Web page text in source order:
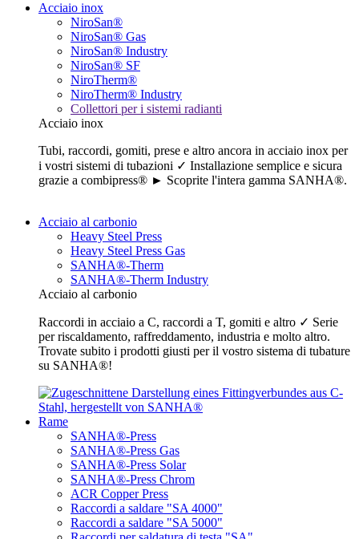
Acciaio inox
NiroSan®
NiroSan® Gas
NiroSan® Industry
NiroSan® SF
NiroTherm®
NiroTherm® Industry
Collettori per i sistemi radianti
Acciaio inox
Tubi, raccordi, gomiti, prese e altro ancora in acciaio inox per
i vostri sistemi di tubazioni ✓ Installazione semplice e sicura
grazie a combipress® ► Scoprite l'intera gamma SANHA®.
Acciaio al carbonio
Heavy Steel Press
Heavy Steel Press Gas
SANHA®-Therm
SANHA®-Therm Industry
Acciaio al carbonio
Raccordi in acciaio a C, raccordi a T, gomiti e altro ✓ Serie
per riscaldamento, raffreddamento, industria e molto altro.
Trovate subito i prodotti giusti per il vostro sistema di tubature
su SANHA®!
Rame
SANHA®-Press
SANHA®-Press Gas
SANHA®-Press Solar
SANHA®-Press Chrom
ACR Copper Press
Raccordi a saldare "SA 4000"
Raccordi a saldare "SA 5000"